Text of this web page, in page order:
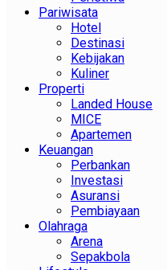
Pariwisata
Hotel
Destinasi
Kebijakan
Kuliner
Properti
Landed House
MICE
Apartemen
Keuangan
Perbankan
Investasi
Asuransi
Pembiayaan
Olahraga
Arena
Sepakbola